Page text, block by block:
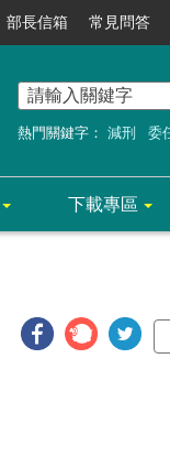
部長信箱 常見問答
熱門關鍵字： 減刑 委
下載專區